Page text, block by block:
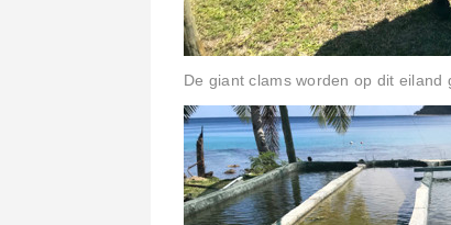
De giant clams worden op dit